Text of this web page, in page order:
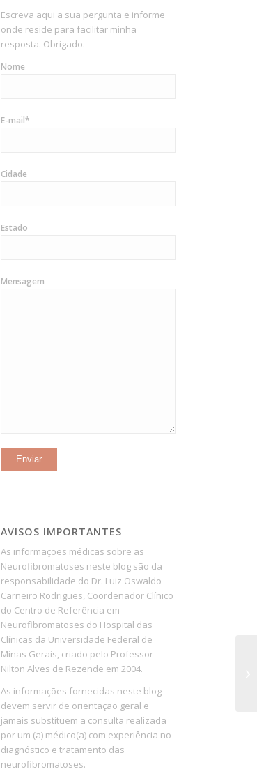
Escreva aqui a sua pergunta e informe
onde reside para facilitar minha
resposta. Obrigado.
Nome
E-mail*
Cidade
Estado
Mensagem
AVISOS IMPORTANTES
As informações médicas sobre as
Neurofibromatoses neste blog são da
responsabilidade do Dr. Luiz Oswaldo
Carneiro Rodrigues, Coordenador Clínico
do Centro de Referência em
Neurofibromatoses do Hospital das
Clínicas da Universidade Federal de
Minas Gerais, criado pelo Professor
Nilton Alves de Rezende em 2004.
As informações fornecidas neste blog
devem servir de orientação geral e
jamais substituem a consulta realizada
por um (a) médico(a) com experiência no
diagnóstico e tratamento das
neurofibromatoses.